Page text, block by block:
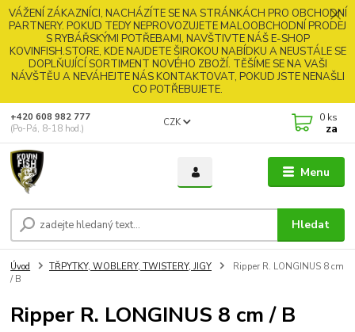
VÁŽENÍ ZÁKAZNÍCI, NACHÁZÍTE SE NA STRÁNKÁCH PRO OBCHODNÍ
PARTNERY. POKUD TEDY NEPROVOZUJETE MALOOBCHODNÍ PRODEJ
S RYBÁŘSKÝMI POTŘEBAMI, NAVŠTIVTE NÁŠ E-SHOP
KOVINFISH.STORE, KDE NAJDETE ŠIROKOU NABÍDKU A NEUSTÁLE SE
DOPLŇUJÍCÍ SORTIMENT NOVÉHO ZBOŽÍ. TĚŠÍME SE NA VAŠI
NÁVŠTĚU A NEVÁHEJTE NÁS KONTAKTOVAT, POKUD JSTE NENAŠLI
CO POTŘEBUJETE.
Menu
CZK
Hledat
+420 608 982 777
(Po-Pá, 8-18 hod.)
0 ks
za
Úvod TŘPYTKY, WOBLERY, TWISTERY, JIGY
Ripper R. LONGINUS 8 cm
/ B
Ripper R. LONGINUS 8 cm / B